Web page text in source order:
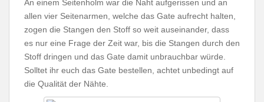
An einem Seitenholm war die Naht aufgerissen und an
allen vier Seitenarmen, welche das Gate aufrecht halten,
zogen die Stangen den Stoff so weit auseinander, dass
es nur eine Frage der Zeit war, bis die Stangen durch den
Stoff dringen und das Gate damit unbrauchbar würde.
Solltet ihr euch das Gate bestellen, achtet unbedingt auf
die Qualität der Nähte.